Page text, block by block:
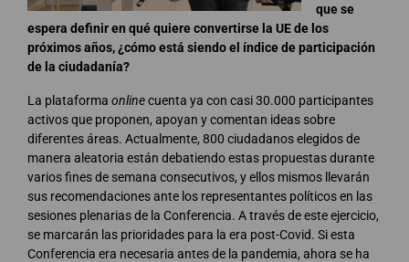
que se
espera definir en qué quiere convertirse la UE de los
próximos años, ¿cómo está siendo el índice de participación
de la ciudadanía?
La plataforma onlinecuenta ya con casi 30.000 participantes
activos que proponen, apoyan y comentan ideas sobre
diferentes áreas. Actualmente, 800 ciudadanos elegidos de
manera aleatoria están debatiendo estas propuestas durante
varios fines de semana consecutivos, y ellos mismos llevarán
sus recomendaciones ante los representantes políticos en las
sesiones plenarias de la Conferencia. A través de este ejercicio,
se marcarán las prioridades para la era post-Covid. Si esta
Conferencia era necesaria antes de la pandemia, ahora se ha